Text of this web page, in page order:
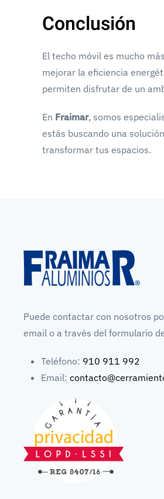
Conclusión
El techo móvil es mucho
mejorar la eficiencia
permiten disfrutar de un
En Fraimar, somos
estás buscando una
transformar tus espacios.
Puede contactar con nosotros
email o a través del formulario
Teléfono: 910 911 992
Email: